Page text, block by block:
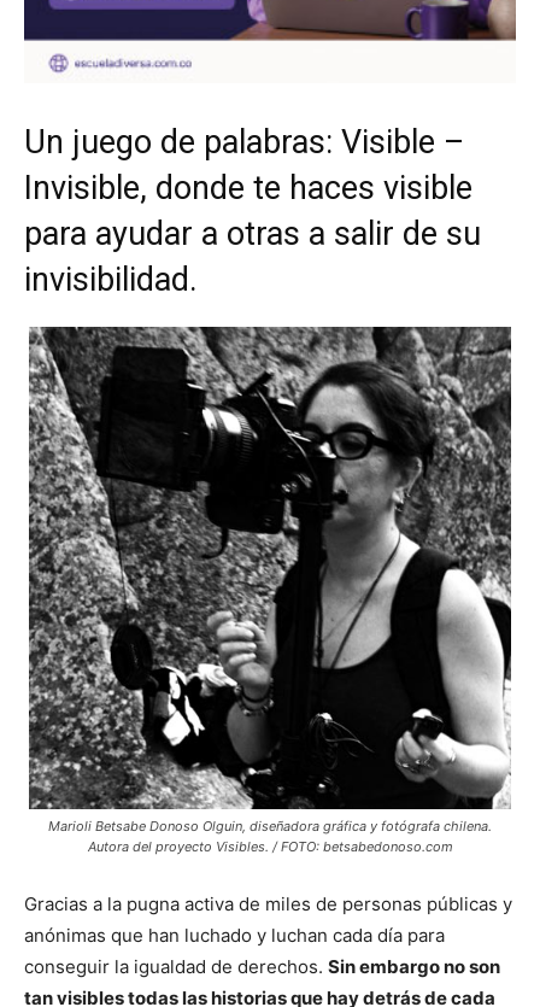
Un juego de palabras: Visible –
Invisible, donde te haces visible
para ayudar a otras a salir de su
invisibilidad.
Marioli Betsabe Donoso Olguin, diseñadora gráfica y fotógrafa chilena.
Autora del proyecto Visibles. / FOTO: betsabedonoso.com
Gracias a la pugna activa de miles de personas públicas y
anónimas que han luchado y luchan cada día para
conseguir la igualdad de derechos. Sin embargo no son
tan visibles todas las historias que hay detrás de cada